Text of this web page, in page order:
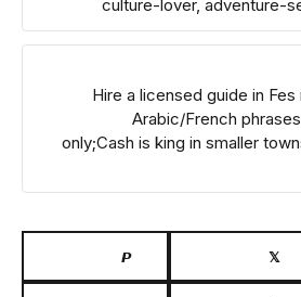
culture-lover, adventure-
Hire a licensed guide in
Arabic/French
only;Cash is king in smaller
𝕏
𝙋